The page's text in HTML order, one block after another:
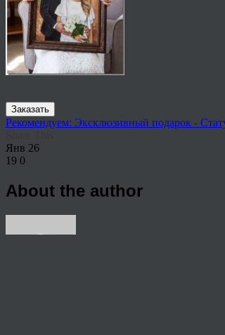
Заказать
Рекомендуем: Эксклюзивный подарок -
Янв 26
19 0
About the author